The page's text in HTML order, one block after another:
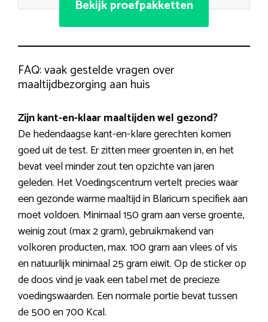
Bekijk proefpakketten
FAQ: vaak gestelde vragen over
maaltijdbezorging aan huis
Zijn kant-en-klaar maaltijden wel gezond?
De hedendaagse kant-en-klare gerechten komen
goed uit de test. Er zitten meer groenten in, en het
bevat veel minder zout ten opzichte van jaren
geleden. Het Voedingscentrum vertelt precies waar
een gezonde warme maaltijd in Blaricum specifiek aan
moet voldoen. Minimaal 150 gram aan verse groente,
weinig zout (max 2 gram), gebruikmakend van
volkoren producten, max. 100 gram aan vlees of vis
en natuurlijk minimaal 25 gram eiwit. Op de sticker op
de doos vind je vaak een tabel met de precieze
voedingswaarden. Een normale portie bevat tussen
de 500 en 700 Kcal.